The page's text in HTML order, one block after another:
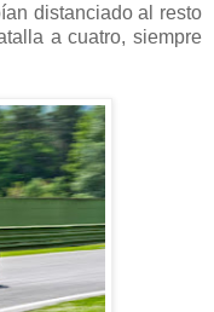
distanciado al resto
a cuatro, siempre